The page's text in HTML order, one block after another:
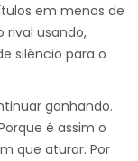
em menos de
rival usando,
silêncio para o
ganhando.
é assim o
que aturar. Por